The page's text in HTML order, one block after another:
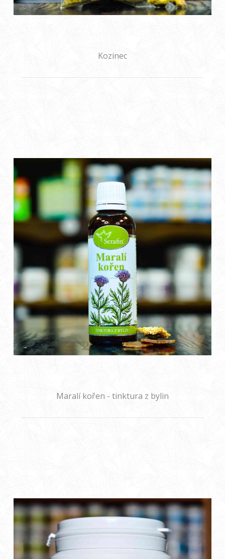
Kozinec
Maralí kořen - tinktura z bylin